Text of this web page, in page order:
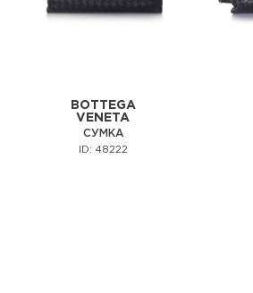
BOTTEGA
VENETA
СУМКА
ID: 48222